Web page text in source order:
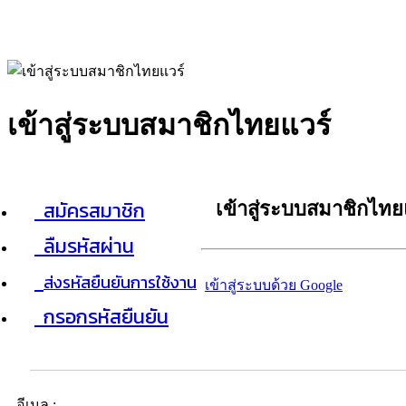
เข้าสู่ระบบสมาชิกไทยแวร์
สมัครสมาชิก
ลืมรหัสผ่าน
ส่งรหัสยืนยันการใช้งาน
กรอกรหัสยืนยัน
เข้าสู่ระบบสมาชิกไท
เข้าสู่ระบบด้วย Google